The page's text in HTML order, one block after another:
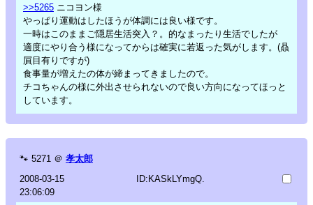
>>5265 ニコヨン様
やっぱり運動はしたほうが体調には良い様です。
一時はこのままご隠居生活突入？。的なまったり生活でしたが
適度にやり合う様になってからは確実に若返った気がします。(贔
屓目有りですが)
食事量が増えたの体が締まってきましたので。
チコちゃんの様に外出させられないので良い方向になってほっと
しています。
🐾 5271 ＠ 孝太郎
2008-03-15
23:06:09
ID:KASkLYmgQ.